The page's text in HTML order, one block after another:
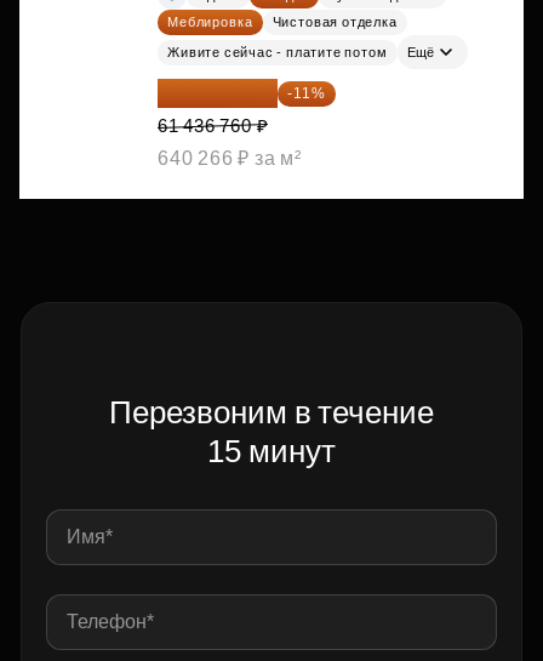
Меблировка
Чистовая отделка
Живите сейчас - платите потом Ещё
54 678 716 ₽ -11%
61 436 760 ₽
640 266 ₽ за м²
Перезвоним в течение
15 минут